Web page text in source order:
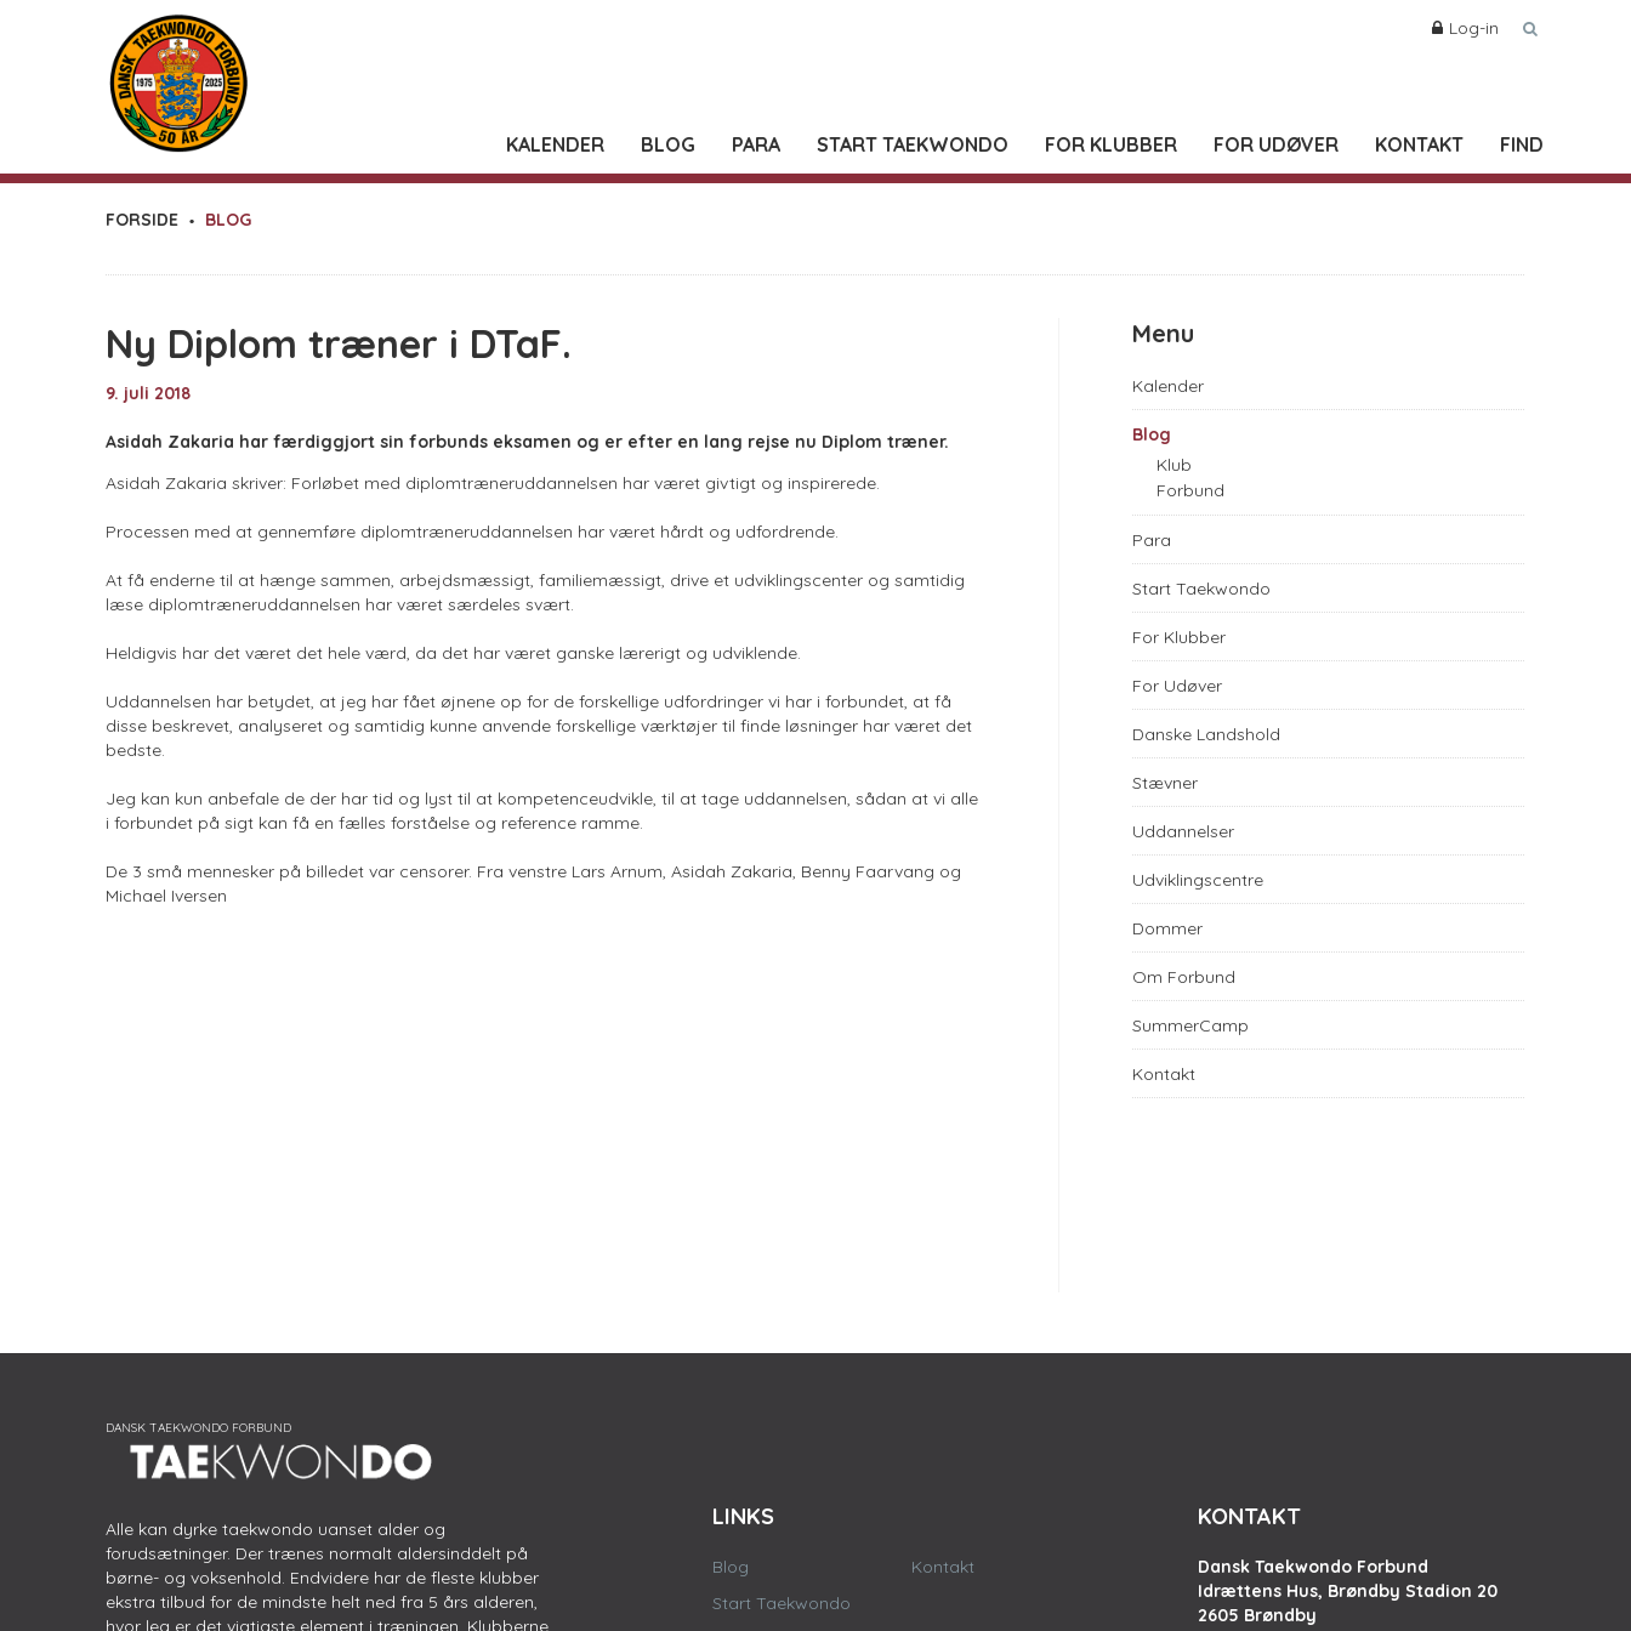
Log-in
KALENDER BLOG PARA START TAEKWONDO FOR KLUBBER FOR UDØVER KONTAKT FIND
FORSIDE BLOG
Ny Diplom træner i DTaF.
9. juli 2018
Asidah Zakaria har færdiggjort sin forbunds eksamen og er efter en lang rejse nu Diplom træner.
Asidah Zakaria skriver: Forløbet med diplomtræneruddannelsen har været givtigt og inspirerede.
Processen med at gennemføre diplomtræneruddannelsen har været hårdt og udfordrende.
At få enderne til at hænge sammen, arbejdsmæssigt, familiemæssigt, drive et udviklingscenter og samtidig
læse diplomtræneruddannelsen har været særdeles svært.
Heldigvis har det været det hele værd, da det har været ganske lærerigt og udviklende.
Uddannelsen har betydet, at jeg har fået øjnene op for de forskellige udfordringer vi har i forbundet, at få
disse beskrevet, analyseret og samtidig kunne anvende forskellige værktøjer til finde løsninger har været det
bedste.
Jeg kan kun anbefale de der har tid og lyst til at kompetenceudvikle, til at tage uddannelsen, sådan at vi alle
i forbundet på sigt kan få en fælles forståelse og reference ramme.
De 3 små mennesker på billedet var censorer. Fra venstre Lars Arnum, Asidah Zakaria, Benny Faarvang og
Michael Iversen
Menu
Kalender
Blog
Klub
Forbund
Para
Start Taekwondo
For Klubber
For Udøver
Danske Landshold
Stævner
Uddannelser
Udviklingscentre
Dommer
Om Forbund
SummerCamp
Kontakt
Alle kan dyrke taekwondo uanset alder og
forudsætninger. Der trænes normalt aldersinddelt på
børne- og voksenhold. Endvidere har de fleste klubber
ekstra tilbud for de mindste helt ned fra 5 års alderen,
hvor leg er det vigtigste element i træningen. Klubberne
LINKS
Blog
Start Taekwondo
Kontakt
KONTAKT
Dansk Taekwondo Forbund
Idrættens Hus, Brøndby Stadion 20
2605 Brøndby